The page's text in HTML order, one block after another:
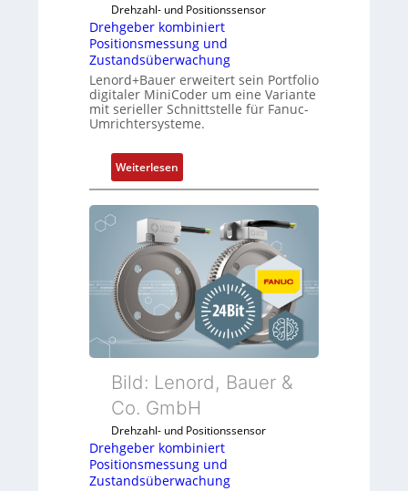
Drehzahl- und Positionssensor
Drehgeber kombiniert
Positionsmessung und
Zustandsüberwachung
Lenord+Bauer erweitert sein Portfolio
digitaler MiniCoder um eine Variante
mit serieller Schnittstelle für Fanuc-
Umrichtersysteme.
Weiterlesen
D
r
e
h
g
b
e
r
k
o
b
i
n
i
Bild: Lenord, Bauer &
Co. GmbH
Drehzahl- und Positionssensor
Drehgeber kombiniert
Positionsmessung und
Zustandsüberwachung